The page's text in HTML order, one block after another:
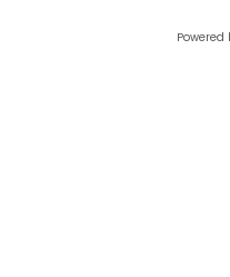
Powered